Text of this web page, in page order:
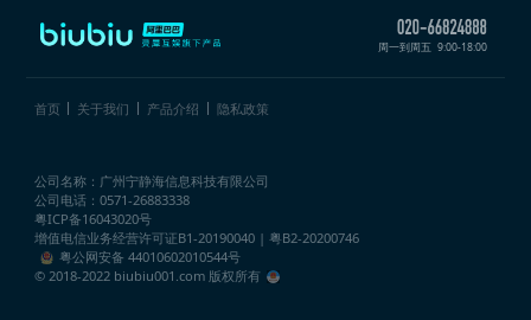
周一到周五 9:00-18:00
首页 关于我们 产品介绍 隐私政策
公司名称：广州宁静海信息科技有限公司
公司电话：0571-26883338
粤ICP备16043020号
增值电信业务经营许可证B1-20190040 | 粤B2-20200746
粤公网安备 44010602010544号
© 2018-2022 biubiu001.com 版权所有